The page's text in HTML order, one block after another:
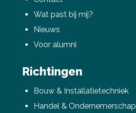
Wat past bij mij?
Nieuws
Voor alumni
Richtingen
Bouw & Installatietechniek
Handel & Ondernemerschap